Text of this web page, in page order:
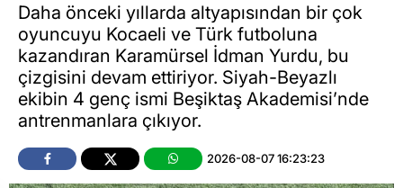
Daha önceki yıllarda altyapısından bir çok
oyuncuyu Kocaeli ve Türk futboluna
kazandıran Karamürsel İdman Yurdu, bu
çizgisini devam ettiriyor. Siyah-Beyazlı
ekibin 4 genç ismi Beşiktaş Akademisi’nde
antrenmanlara çıkıyor.
2026-08-07 16:23:23